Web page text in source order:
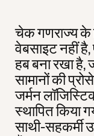
चेक गणराज्य के
वेबसाइट नहीं
हब बना रखा है,
सामानों की
जर्मन
स्थापित
साथी-सहकर्मी